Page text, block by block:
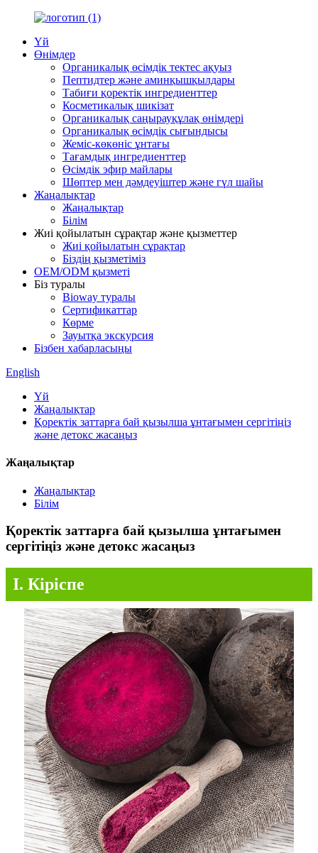
Үй
Өнімдер
Органикалық өсімдік тектес ақуыз
Пептидтер және аминқышқылдары
Табиғи қоректік ингредиенттер
Косметикалық шикізат
Органикалық саңырауқұлақ өнімдері
Органикалық өсімдік сығындысы
Жеміс-көкөніс ұнтағы
Тағамдық ингредиенттер
Өсімдік эфир майлары
Шөптер мен дәмдеуіштер және гүл шайы
Жаңалықтар
Жаңалықтар
Білім
Жиі қойылатын сұрақтар және қызметтер
Жиі қойылатын сұрақтар
Біздің қызметіміз
OEM/ODM қызметі
Біз туралы
Bioway туралы
Сертификаттар
Көрме
Зауытқа экскурсия
Бізбен хабарласыңы
English
Үй
Жаңалықтар
Қоректік заттарға бай қызылша ұнтағымен сергітіңіз
және детокс жасаңыз
Жаңалықтар
Жаңалықтар
Білім
Қоректік заттарға бай қызылша ұнтағымен
сергітіңіз және детокс жасаңыз
I. Кіріспе